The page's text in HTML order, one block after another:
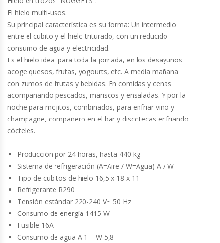
Coolers / Visicoolers
Cortadoras De Fiambre
Cortadoras De Huesos
Cutters
Dispensadores De Salsas
Embutidoras
Estanterías Y Repisas
Exhibidoras De Productos Calientes
Expendedoras De Jugo
Exprimidor De Naranjas
El hielo multi-usos.
Su principal característica es su forma: Un intermedio
entre el cubito y el hielo triturado, con un reducido
consumo de agua y electricidad.
Es el hielo ideal para toda la jornada, en los desayunos
acoge quesos, frutas, yogourts, etc. A media mañana
con zumos de frutas y bebidas. En comidas y cenas
acompañando pescados, mariscos y ensaladas. Y por la
noche para mojitos, combinados, para enfriar vino y
champagne, compañero en el bar y discotecas enfriando
cócteles.
Producción por 24 horas, hasta 440 kg
Sistema de refrigeración (A=Aire / W=Agua) A / W
Tipo de cubitos de hielo 16,5 x 18 x 11
Refrigerante R290
Tensión estándar 220-240 V~ 50 Hz
Consumo de energía 1415 W
Fusible 16A
Consumo de agua A 1 – W 5,8